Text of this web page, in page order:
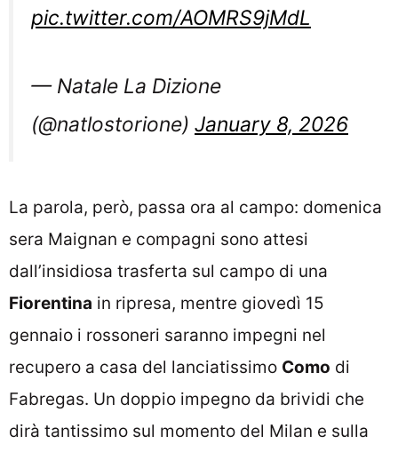
pic.twitter.com/AOMRS9jMdL
— Natale La Dizione
(@natlostorione) January 8, 2026
La parola, però, passa ora al campo: domenica
sera Maignan e compagni sono attesi
dall’insidiosa trasferta sul campo di una
Fiorentina in ripresa, mentre giovedì 15
gennaio i rossoneri saranno impegni nel
recupero a casa del lanciatissimo Como di
Fabregas. Un doppio impegno da brividi che
dirà tantissimo sul momento del Milan e sulla